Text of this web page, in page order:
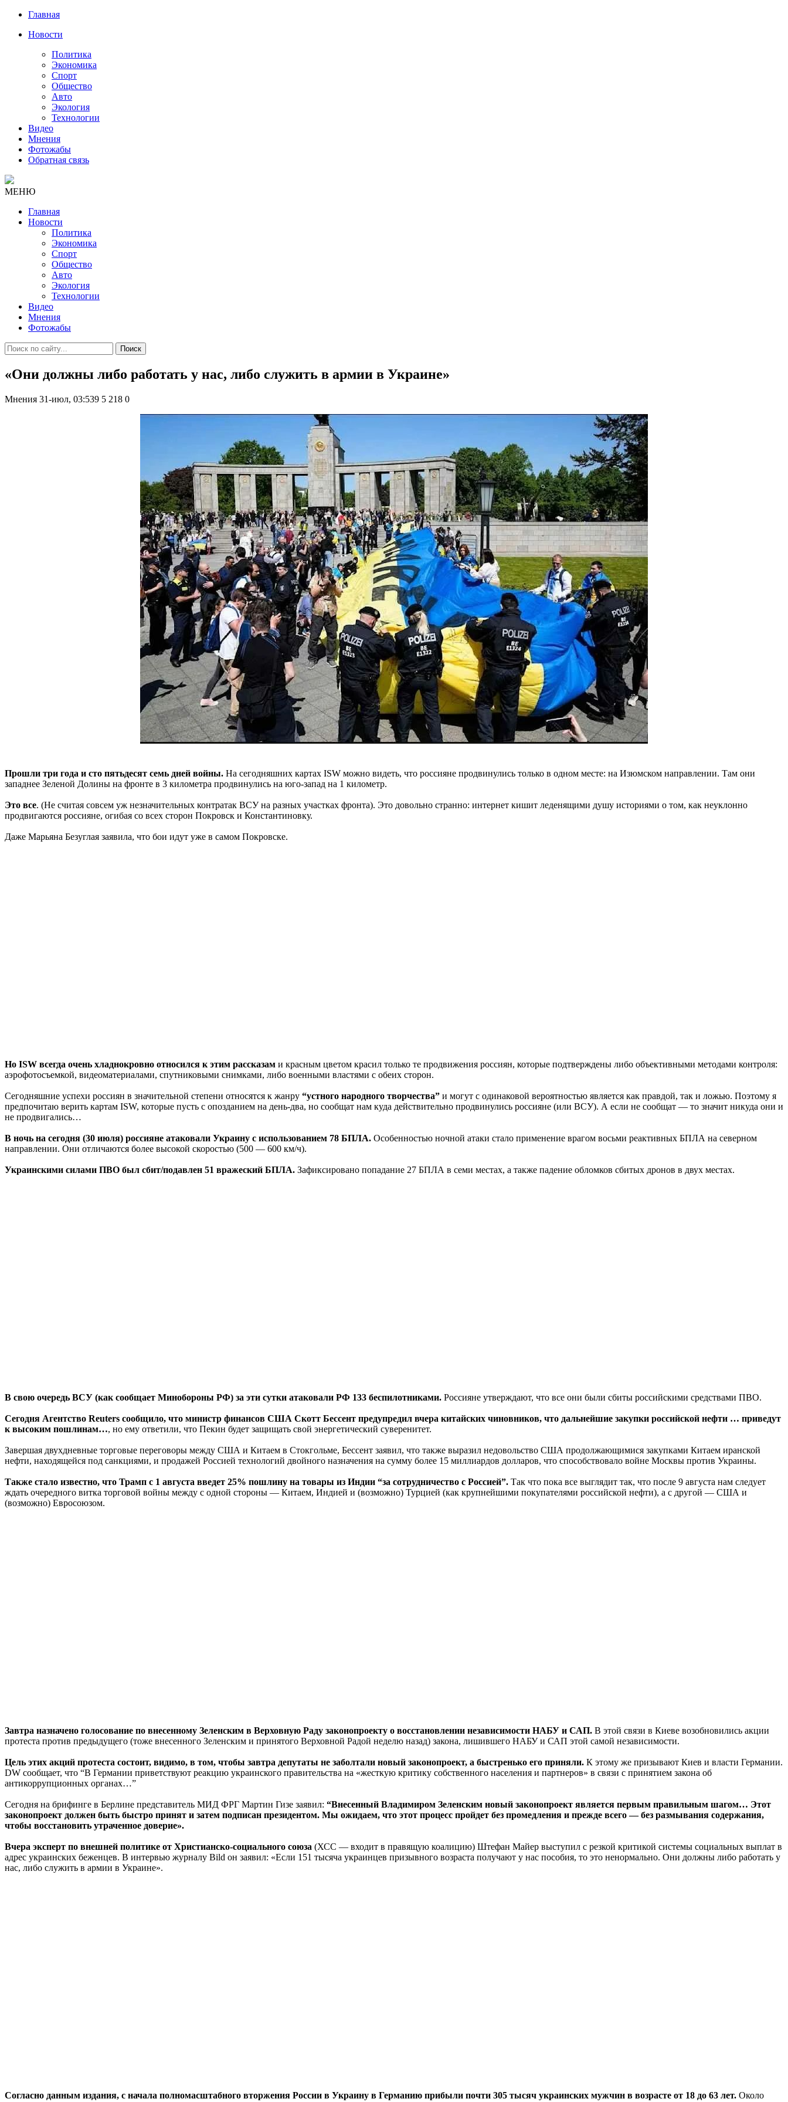
Главная
Новости
Политика
Экономика
Спорт
Общество
Авто
Экология
Технологии
Видео
Мнения
Фотожабы
Обратная связь
МЕНЮ
Главная
Новости
Политика
Экономика
Спорт
Общество
Авто
Экология
Технологии
Видео
Мнения
Фотожабы
Поиск
«Они должны либо работать у нас, либо служить в армии в Украине»
Мнения 31-июл, 03:539 5 218 0
Прошли три года и сто пятьдесят семь дней войны. На сегодняшних картах ISW можно видеть, что россияне продвинулись только в одном месте: на Изюмском направлении. Там они
западнее Зеленой Долины на фронте в 3 километра продвинулись на юго-запад на 1 километр.
Это все. (Не считая совсем уж незначительных контратак ВСУ на разных участках фронта). Это довольно странно: интернет кишит леденящими душу историями о том, как неуклонно
продвигаются россияне, огибая со всех сторон Покровск и Константиновку.
Даже Марьяна Безуглая заявила, что бои идут уже в самом Покровске.
Но ISW всегда очень хладнокровно относился к этим рассказам и красным цветом красил только те продвижения россиян, которые подтверждены либо объективными методами контроля:
аэрофотосъемкой, видеоматериалами, спутниковыми снимками, либо военными властями с обеих сторон.
Сегодняшние успехи россиян в значительной степени относятся к жанру “устного народного творчества” и могут с одинаковой вероятностью является как правдой, так и ложью. Поэтому я
предпочитаю верить картам ISW, которые пусть с опозданием на день-два, но сообщат нам куда действительно продвинулись россияне (или ВСУ). А если не сообщат — то значит никуда они и
не продвигались…
В ночь на сегодня (30 июля) россияне атаковали Украину с использованием 78 БПЛА. Особенностью ночной атаки стало применение врагом восьми реактивных БПЛА на северном
направлении. Они отличаются более высокой скоростью (500 — 600 км/ч).
Украинскими силами ПВО был сбит/подавлен 51 вражеский БПЛА. Зафиксировано попадание 27 БПЛА в семи местах, а также падение обломков сбитых дронов в двух местах.
В свою очередь ВСУ (как сообщает Минобороны РФ) за эти сутки атаковали РФ 133 беспилотниками. Россияне утверждают, что все они были сбиты российскими средствами ПВО.
Сегодня Агентство Reuters сообщило, что министр финансов США Скотт Бессент предупредил вчера китайских чиновников, что дальнейшие закупки российской нефти … приведут
к высоким пошлинам…, но ему ответили, что Пекин будет защищать свой энергетический суверенитет.
Завершая двухдневные торговые переговоры между США и Китаем в Стокгольме, Бессент заявил, что также выразил недовольство США продолжающимися закупками Китаем иранской
нефти, находящейся под санкциями, и продажей Россией технологий двойного назначения на сумму более 15 миллиардов долларов, что способствовало войне Москвы против Украины.
Также стало известно, что Трамп с 1 августа введет 25% пошлину на товары из Индии “за сотрудничество с Россией”. Так что пока все выглядит так, что после 9 августа нам следует
ждать очередного витка торговой войны между с одной стороны — Китаем, Индией и (возможно) Турцией (как крупнейшими покупателями российской нефти), а с другой — США и
(возможно) Евросоюзом.
Завтра назначено голосование по внесенному Зеленским в Верховную Раду законопроекту о восстановлении независимости НАБУ и САП. В этой связи в Киеве возобновились акции
протеста против предыдущего (тоже внесенного Зеленским и принятого Верховной Радой неделю назад) закона, лишившего НАБУ и САП этой самой независимости.
Цель этих акций протеста состоит, видимо, в том, чтобы завтра депутаты не заболтали новый законопроект, а быстренько его приняли. К этому же призывают Киев и власти Германии.
DW сообщает, что “В Германии приветствуют реакцию украинского правительства на «жесткую критику собственного населения и партнеров» в связи с принятием закона об
антикоррупционных органах…”
Сегодня на брифинге в Берлине представитель МИД ФРГ Мартин Гизе заявил: “Внесенный Владимиром Зеленским новый законопроект является первым правильным шагом… Этот
законопроект должен быть быстро принят и затем подписан президентом. Мы ожидаем, что этот процесс пройдет без промедления и прежде всего — без размывания содержания,
чтобы восстановить утраченное доверие».
Вчера эксперт по внешней политике от Христианско-социального союза (ХСС — входит в правящую коалицию) Штефан Майер выступил с резкой критикой системы социальных выплат в
адрес украинских беженцев. В интервью журналу Bild он заявил: «Если 151 тысяча украинцев призывного возраста получают у нас пособия, то это ненормально. Они должны либо работать у
нас, либо служить в армии в Украине».
Согласно данным издания, с начала полномасштабного вторжения России в Украину в Германию прибыли почти 305 тысяч украинских мужчин в возрасте от 18 до 63 лет. Около